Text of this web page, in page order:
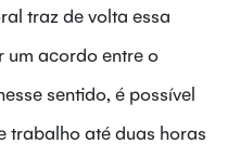
traz de volta essa
um acordo entre o
sentido, é possível
trabalho até duas horas